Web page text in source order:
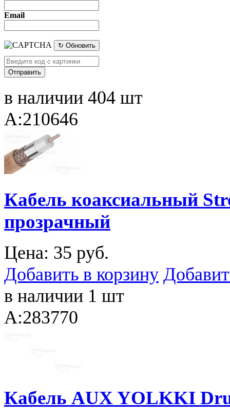
Email
↻ Обновить
в наличии 404 шт
A:210646
Кабель коаксиальный
прозрачный
Цена: 35 руб.
Добавить в корзину
в наличии 1 шт
A:283770
Кабель AUX YOLKKI